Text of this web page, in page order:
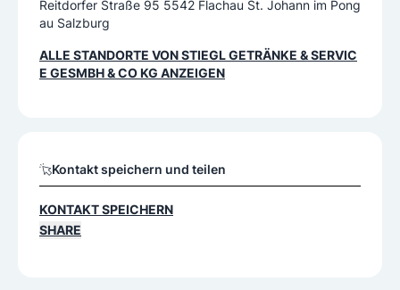
Reitdorfer Straße 95 5542 Flachau St. Johann im Pong
au Salzburg
ALLE STANDORTE VONSTIEGL GETRÄNKE & SERVIC
E GESMBH & CO KG ANZEIGEN
Kontakt speichern und teilen
KONTAKT SPEICHERN
SHARE